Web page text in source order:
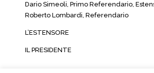
Dario Simeoli, Primo Referendario,
Roberto Lombardi, Referendario
L’ESTENSORE
IL PRESIDENTE